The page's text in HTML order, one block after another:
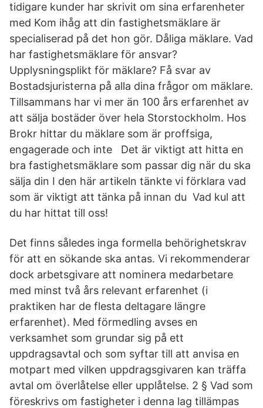
tidigare kunder har skrivit om sina erfarenheter
med Kom ihåg att din fastighetsmäklare är
specialiserad på det hon gör. Dåliga mäklare. Vad
har fastighetsmäklare för ansvar?
Upplysningsplikt för mäklare? Få svar av
Bostadsjuristerna på alla dina frågor om mäklare.
Tillsammans har vi mer än 100 års erfarenhet av
att sälja bostäder över hela Storstockholm. Hos
Brokr hittar du mäklare som är proffsiga,
engagerade och inte Det är viktigt att hitta en
bra fastighetsmäklare som passar dig när du ska
sälja din I den här artikeln tänkte vi förklara vad
som är viktigt att tänka på innan du Vad kul att
du har hittat till oss!
Det finns således inga formella behörighetskrav
för att en sökande ska antas. Vi rekommenderar
dock arbetsgivare att nominera medarbetare
med minst två års relevant erfarenhet (i
praktiken har de flesta deltagare längre
erfarenhet). Med förmedling avses en
verksamhet som grundar sig på ett
uppdragsavtal och som syftar till att anvisa en
motpart med vilken uppdragsgivaren kan träffa
avtal om överlåtelse eller upplåtelse. 2 § Vad som
föreskrivs om fastigheter i denna lag tillämpas